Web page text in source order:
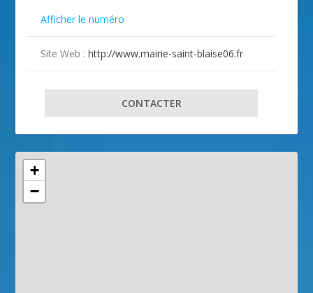
Afficher le numéro
Site Web :http://www.mairie-saint-blaise06.fr
CONTACTER
+
−